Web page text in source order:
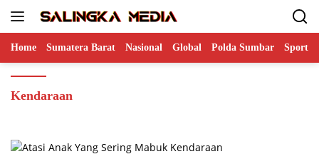
Home Sumatera Barat Nasional Global Polda Sumbar Sports
Kendaraan